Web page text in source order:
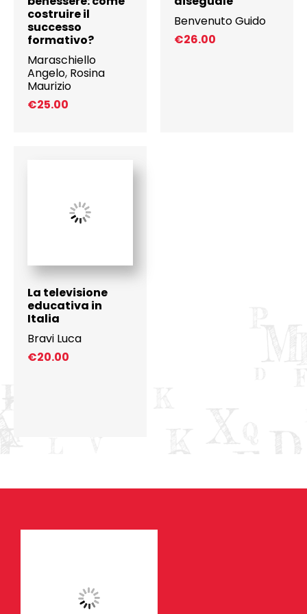
costruire il
successo
formativo?
Maraschiello
Angelo, Rosina
Maurizio
€25.00
Benvenuto Guido
€26.00
La televisione
educativa in
Italia
Bravi Luca
€20.00